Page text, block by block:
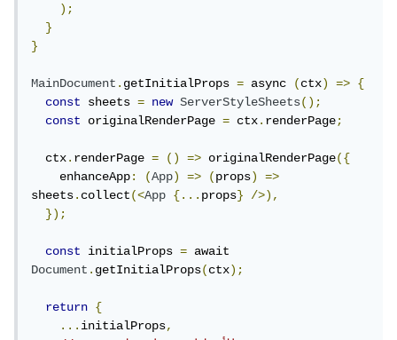
);
}
}
MainDocument.getInitialProps = async (ctx) =>
{
const
sheets = new ServerStyleSheets();
const
originalRenderPage = ctx.renderPage;
  ctx
.renderPage = () => originalRenderPage({
    enhanceApp
: (App) => (props)
=>
sheets.collect(<App {...props}
/>),
});
const initialProps =
Document.getInitialProps(ctx);
return
{
...initialProps,